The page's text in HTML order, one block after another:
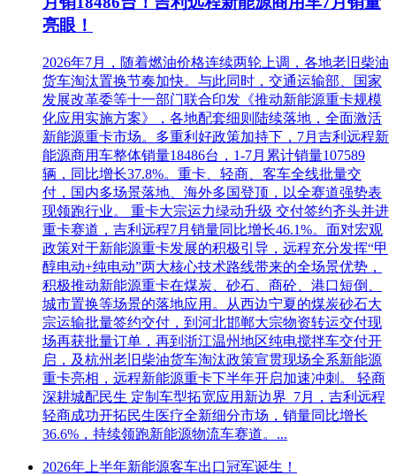
亮眼！
2026年7月，随着燃油价格连续两轮上调，各地老旧柴油
货车淘汰置换节奏加快。与此同时，交通运输部、国家
发展改革委等十一部门联合印发《推动新能源重卡规模
化应用实施方案》，各地配套细则陆续落地，全面激活
新能源重卡市场。多重利好政策加持下，7月吉利远程新
能源商用车整体销量18486台，1-7月累计销量107589
辆，同比增长37.8%。重卡、轻商、客车全线批量交
付，国内多场景落地、海外多国登顶，以全赛道强势表
现领跑行业。 重卡大宗运力绿动升级 交付签约齐头并进
重卡赛道，吉利远程7月销量同比增长46.1%。面对宏观
政策对于新能源重卡发展的积极引导，远程充分发挥“甲
醇电动+纯电动”两大核心技术路线带来的全场景优势，
积极推动新能源重卡在煤炭、砂石、商砼、港口短倒、
城市置换等场景的落地应用。从西边宁夏的煤炭砂石大
宗运输批量签约交付，到河北邯郸大宗物资转运交付现
场再获批量订单，再到浙江温州地区纯电搅拌车交付开
启，及杭州老旧柴油货车淘汰政策宣贯现场全系新能源
重卡亮相，远程新能源重卡下半年开启加速冲刺。 轻商
深耕城配民生 定制车型拓宽应用新边界 7月，吉利远程
轻商成功开拓民生医疗全新细分市场，销量同比增长
36.6%，持续领跑新能源物流车赛道。...
2026年上半年新能源客车出口冠军诞生！